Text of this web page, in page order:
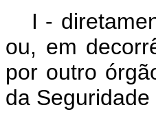
I -
ou, em
por outro
da Seguridade